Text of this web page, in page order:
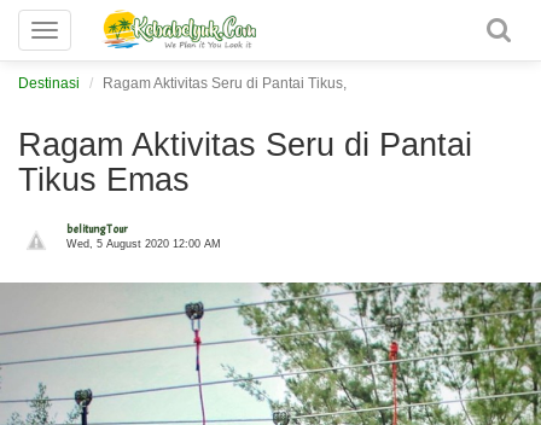
Toggle
navigation
Destinasi Ragam Aktivitas Seru di Pantai Tikus,
Ragam Aktivitas Seru di Pantai
Tikus Emas
belitung Tour
Wed, 5 August 2020 12:00 AM